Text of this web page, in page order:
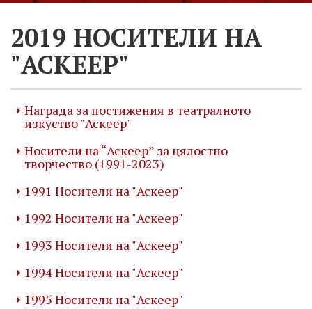
2019 НОСИТЕЛИ НА
"АСКЕЕР"
Награда за постижения в театралното
изкуство "Аскеер"
Носители на “Аскеер” за цялостно
творчество (1991-2023)
1991 Носители на "Аскеер"
1992 Носители на "Аскеер"
1993 Носители на "Аскеер"
1994 Носители на "Аскеер"
1995 Носители на "Аскеер"